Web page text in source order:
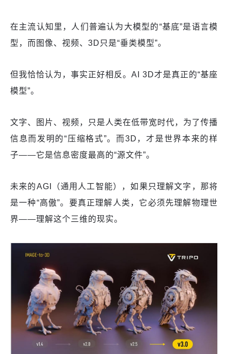
在主流认知里，人们普遍认为大模型的“基底”是语言模
型，而图像、视频、3D只是“垂类模型”。
但我恰恰认为，事实正好相反。AI 3D才是真正的“基座
模型”。
文字、图片、视频，只是人类在低带宽时代，为了传播
信息而发明的“压缩格式”。而3D，才是世界本来的样
子——它是信息密度最高的“源文件”。
未来的AGI（通用人工智能），如果只理解文字，那将
是一种“高傲”。要真正理解人类，它必须先理解物理世
界——理解这个三维的现实。